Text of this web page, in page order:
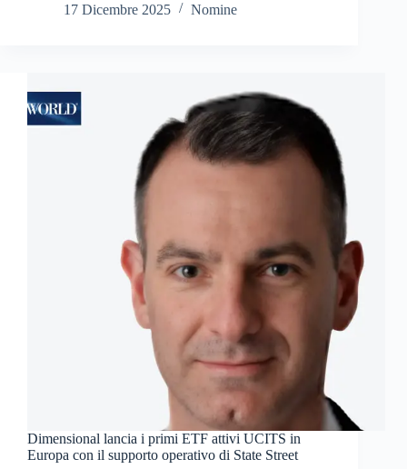
17 Dicembre 2025
Nomine
Dimensional lancia i primi ETF attivi UCITS in
Europa con il supporto operativo di State Street